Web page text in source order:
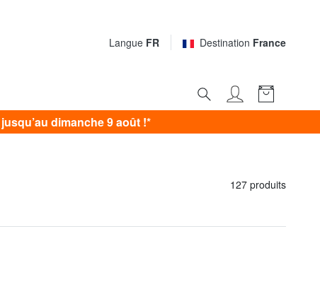
Langue FR Destination France
dimanche 9 août !*
127 produits